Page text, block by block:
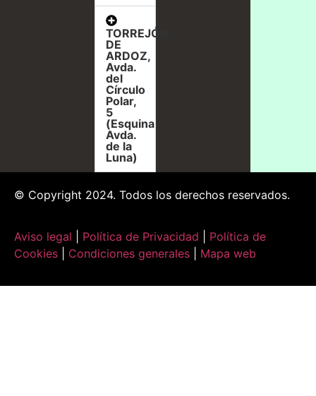
TORREJÓN
DE
ARDOZ,
Avda.
del
Círculo
Polar,
5
(Esquina
Avda.
de la
Luna)
© Copyright 2024. Todos los derechos reservados.
Aviso legal Política de Privacidad
Política de
Cookies
Condiciones generales Mapa web